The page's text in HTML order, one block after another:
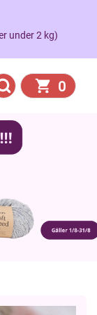
under 2 kg)
0